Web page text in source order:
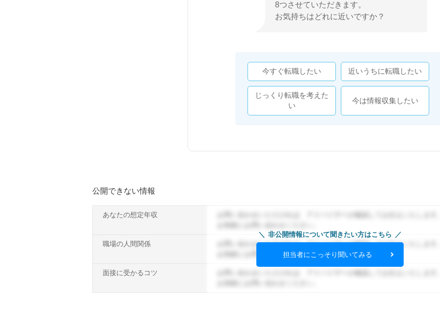
8つさせていただきます。
お気持ちはどれに近いですか？
今すぐ転職したい 近いうちに転職したい
じっくり転職を考えた
い
今は情報収集したい
公開できない情報
あなたの想定年収
職場の人間関係
お問い合わせいただければ、アドバイザーが確認してお伝えいたします
お気軽にお問い合わせください。
面接に受かるコツ
非公開情報について聞きたい方はこちら
担当者にこっそり聞いてみる